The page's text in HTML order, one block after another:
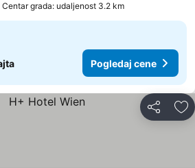
Centar grada: udaljenost 3.2 km
Pogledaj cene
Deli